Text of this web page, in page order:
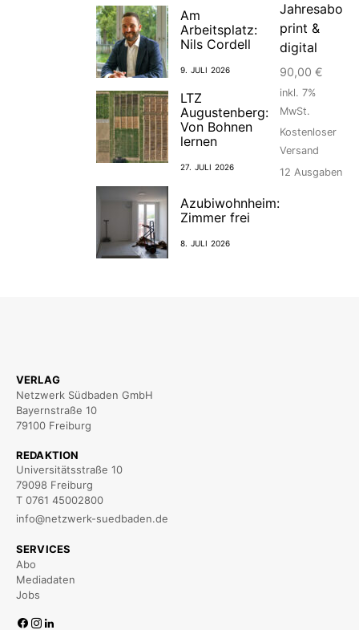
Am
Arbeitsplatz:
Nils Cordell
9. JULI 2026
LTZ
Augustenberg:
Von Bohnen
lernen
27. JULI 2026
Azubiwohnheim:
Zimmer frei
8. JULI 2026
Jahresabo
print &
digital
90,00 €
inkl. 7%
MwSt.
Kostenloser
Versand
12 Ausgaben
VERLAG
Netzwerk Südbaden GmbH
Bayernstraße 10
79100 Freiburg
REDAKTION
Universitätsstraße 10
79098 Freiburg
T 0761 45002800
info@netzwerk-suedbaden.de
SERVICES
Abo
Mediadaten
Jobs